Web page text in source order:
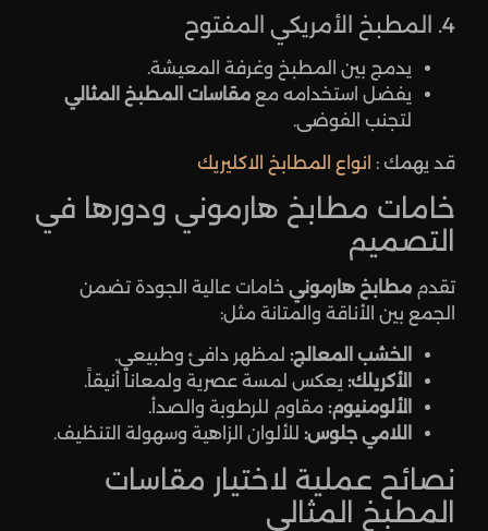
4. المطبخ الأمريكي المفتوح
يدمج بين المطبخ وغرفة المعيشة.
يفضل استخدامه مع مقاسات المطبخ المثالي
لتجنب الفوضى.
قد يهمك : انواع المطابخ الاكليريك
خامات مطابخ هارموني ودورها في
التصميم
تقدم مطابخ هارموني خامات عالية الجودة تضمن
الجمع بين الأناقة والمتانة مثل:
الخشب المعالج: لمظهر دافئ وطبيعي.
الأكريلك: يعكس لمسة عصرية ولمعاناً أنيقاً.
الألومنيوم: مقاوم للرطوبة والصدأ.
اللامي جلوس: للألوان الزاهية وسهولة التنظيف.
نصائح عملية لاختيار مقاسات
المطبخ المثالي